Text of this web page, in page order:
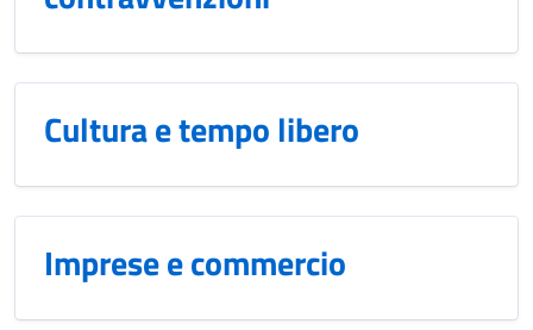
Cultura e tempo libero
Imprese e commercio